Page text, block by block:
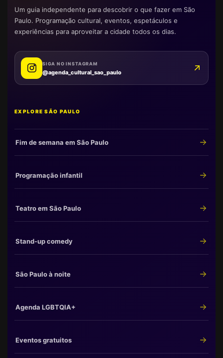
Um guia independente para descobrir o que fazer em São
Paulo. Programação cultural, eventos, espetáculos e
experiências para aproveitar a cidade todos os dias.
SIGA NO INSTAGRAM
@agenda_cultural_sao_paulo
EXPLORE SÃO PAULO
Fim de semana em São Paulo
Programação infantil
Teatro em São Paulo
Stand-up comedy
São Paulo à noite
Agenda LGBTQIA+
Eventos gratuitos